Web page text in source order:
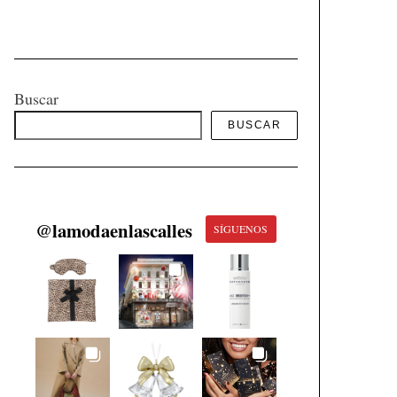
Buscar
BUSCAR
@lamodaenlascalles SÍGUENOS